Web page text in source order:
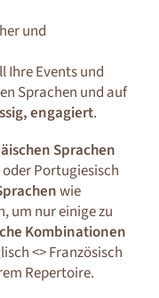
und
Ihre Events und
Sprachen und auf
engagiert.
Sprachen
Portugiesisch
wie
um nur einige zu
Kombinationen
<> Französisch
Repertoire.